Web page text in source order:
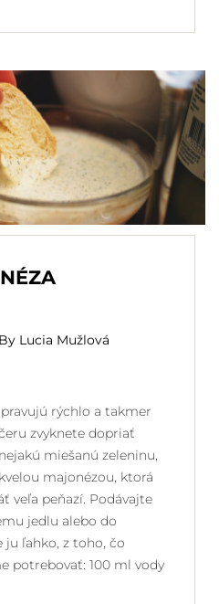
By Lucia Mužlová
rýchlo a takmer
zvyknete dopriať
miešanú zeleninu,
majonézou, ktorá
veľa peňazí. Podávajte
jedlu alebo do
ju ľahko, z toho, čo
potrebovať: 100 ml vody